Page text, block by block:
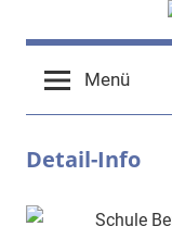
Inhalt
springenchronik-
baeretswil.ch
Menü
Detail-Info